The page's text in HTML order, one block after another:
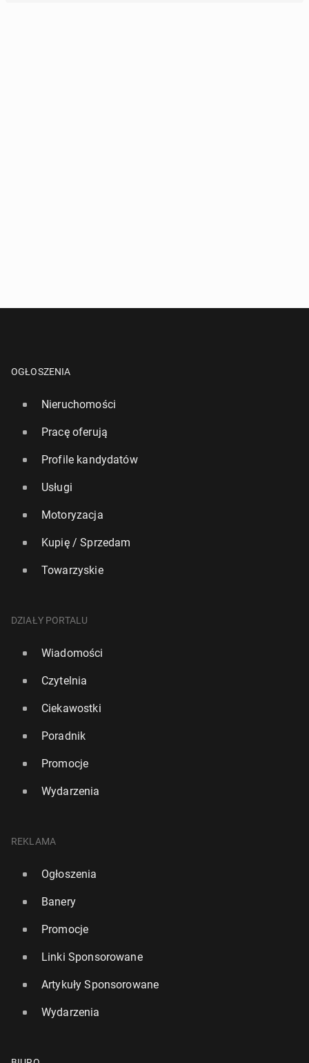
OGŁOSZENIA
Nieruchomości
Pracę oferują
Profile kandydatów
Usługi
Motoryzacja
Kupię / Sprzedam
Towarzyskie
DZIAŁY PORTALU
Wiadomości
Czytelnia
Ciekawostki
Poradnik
Promocje
Wydarzenia
REKLAMA
Ogłoszenia
Banery
Promocje
Linki Sponsorowane
Artykuły Sponsorowane
Wydarzenia